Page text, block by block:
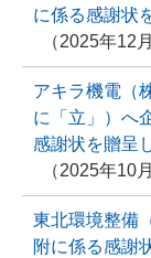
に係る感謝状
2025年12
アキラ機電（
に「立」）へ
感謝状を贈呈
2025年10
東北環境整備
附に係る感謝